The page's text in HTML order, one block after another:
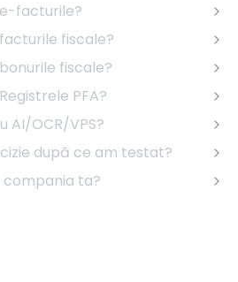
facturile?
fiscale?
fiscale?
PFA?
AI/OCR/VPS?
după ce am testat?
compania ta?